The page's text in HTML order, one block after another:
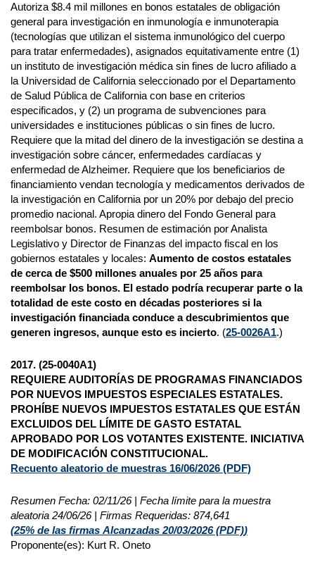
Autoriza $8.4 mil millones en bonos estatales de obligación
general para investigación en inmunología e inmunoterapia
(tecnologías que utilizan el sistema inmunológico del cuerpo
para tratar enfermedades), asignados equitativamente entre (1)
un instituto de investigación médica sin fines de lucro afiliado a
la Universidad de California seleccionado por el Departamento
de Salud Pública de California con base en criterios
especificados, y (2) un programa de subvenciones para
universidades e instituciones públicas o sin fines de lucro.
Requiere que la mitad del dinero de la investigación se destina a
investigación sobre cáncer, enfermedades cardíacas y
enfermedad de Alzheimer. Requiere que los beneficiarios de
financiamiento vendan tecnología y medicamentos derivados de
la investigación en California por un 20% por debajo del precio
promedio nacional. Apropia dinero del Fondo General para
reembolsar bonos. Resumen de estimación por Analista
Legislativo y Director de Finanzas del impacto fiscal en los
gobiernos estatales y locales: Aumento de costos estatales
de cerca de $500 millones anuales por 25 años para
reembolsar los bonos. El estado podría recuperar parte o la
totalidad de este costo en décadas posteriores si la
investigación financiada conduce a descubrimientos que
generen ingresos, aunque esto es incierto. (25-0026A1.)
2017. (25-0040A1)
REQUIERE AUDITORÍAS DE PROGRAMAS FINANCIADOS
POR NUEVOS IMPUESTOS ESPECIALES ESTATALES.
PROHÍBE NUEVOS IMPUESTOS ESTATALES QUE ESTÁN
EXCLUIDOS DEL LÍMITE DE GASTO ESTATAL
APROBADO POR LOS VOTANTES EXISTENTE. INICIATIVA
DE MODIFICACIÓN CONSTITUCIONAL.
Recuento aleatorio de muestras 16/06/2026 (PDF)
Resumen Fecha: 02/11/26 | Fecha límite para la muestra
aleatoria 24/06/26 | Firmas Requeridas: 874,641
(25% de las firmas Alcanzadas 20/03/2026 (PDF))
Proponente(es): Kurt R. Oneto